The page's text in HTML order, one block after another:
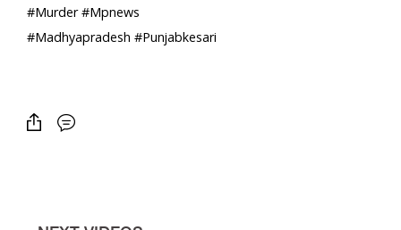
#Murder #Mpnews
#Madhyapradesh #Punjabkesari